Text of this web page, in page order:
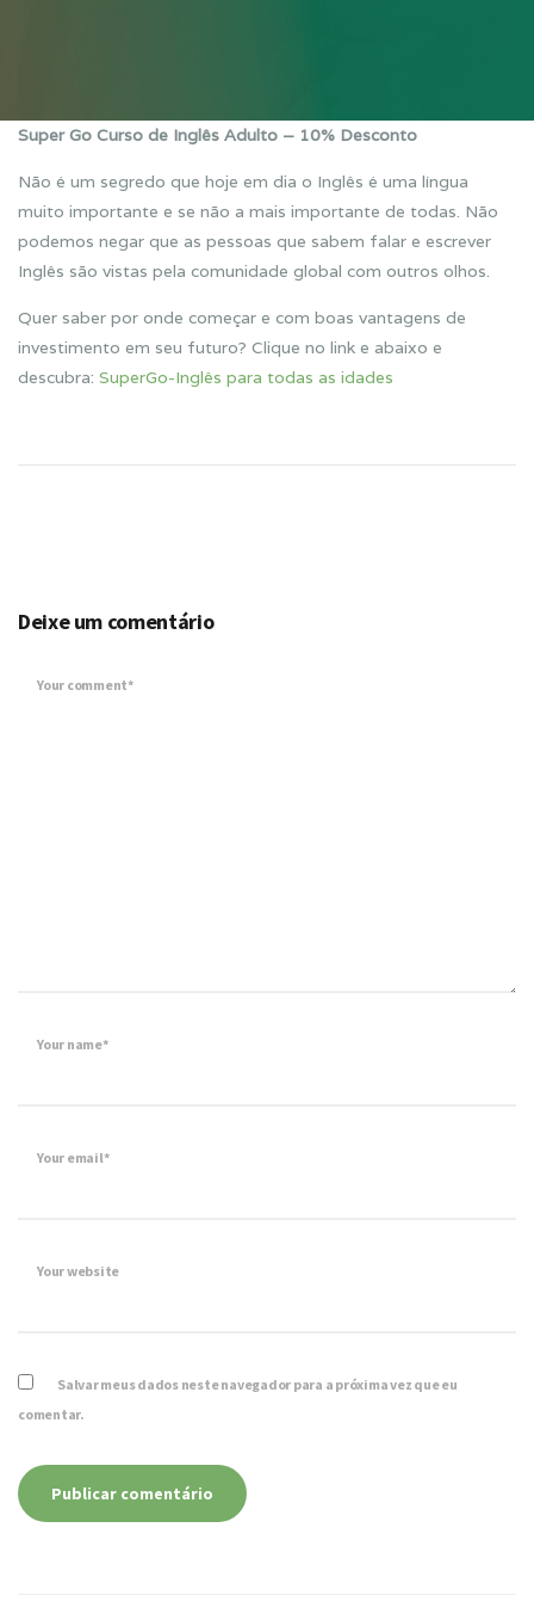
Super Go Curso de Inglês Adulto – 10% Desconto
Não é um segredo que hoje em dia o Inglês é uma língua
muito importante e se não a mais importante de todas. Não
podemos negar que as pessoas que sabem falar e escrever
Inglês são vistas pela comunidade global com outros olhos.
Quer saber por onde começar e com boas vantagens de
investimento em seu futuro? Clique no link e abaixo e
descubra: SuperGo-Inglês para todas as idades
Deixe um comentário
Your comment*
Your name*
Your email*
Your website
Salvar meus dados neste navegador para a próxima vez que eu
comentar.